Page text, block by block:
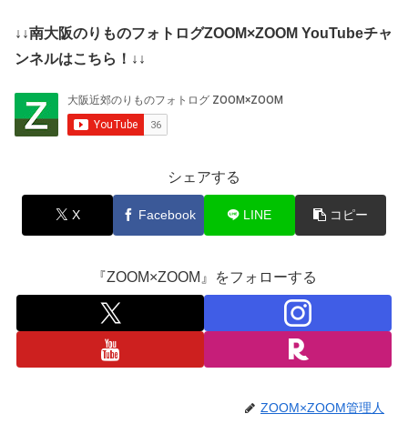
↓↓南大阪のりものフォトログZOOM×ZOOM YouTubeチャ
ンネルはこちら！↓↓
シェアする
X Facebook LINE コピー
『ZOOM×ZOOM』をフォローする
ZOOM×ZOOM管理人